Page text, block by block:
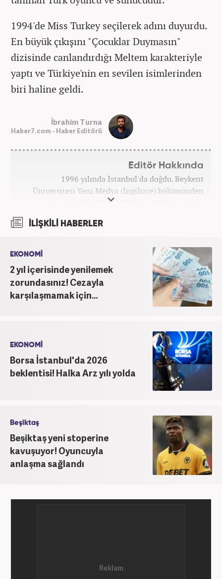
1994'de Miss Turkey seçilerek adını duyurdu.
En büyük çıkışını "Çocuklar Duymasın"
dizisinde canlandırdığı Meltem karakteriyle
yaptı ve Türkiye'nin en sevilen isimlerinden
biri haline geldi.
İbrahim Turna
Haber7.com - Haber Editörü
Editör Hakkında
1996 yılında İstanbul'da doğdu. Beykent
Üniversitesi Yeni Medya (İngilizce) bölümünden
mezun oldu. Kanal 7 Medya Grubu'na bağlı
İLİŞKİLİ HABERLER
EKONOMİ
2 yıl içerisinde yenilemek
zorundasınız! Cezayla
karşılaşmamak için...
EKONOMİ
Borsa İstanbul'da 2026
beklentisi! Halka Arz yılı yolda
Beşiktaş
Beşiktaş yeni stoperine
kavuşuyor! Oyuncuyla
anlaşma sağlandı